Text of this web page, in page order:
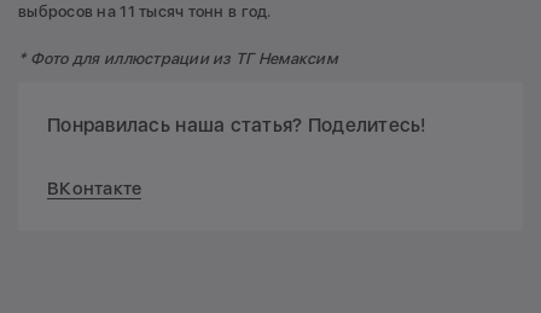
выбросов на 11 тысяч тонн в год.
* Фото для иллюстрации из ТГ Немаксим
Понравилась наша статья? Поделитесь!
ВКонтакте